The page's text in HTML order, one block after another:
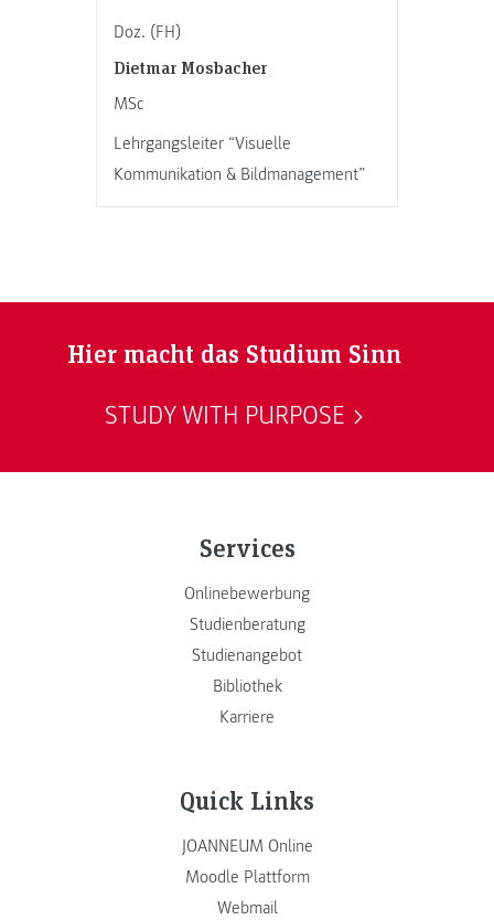
Doz. (FH)
Dietmar Mosbacher
MSc
Lehrgangsleiter “Visuelle
Kommunikation & Bildmanagement”
Hier macht das Studium Sinn
STUDY WITH PURPOSE
Services
Onlinebewerbung
Studienberatung
Studienangebot
Bibliothek
Karriere
Quick Links
JOANNEUM Online
Moodle Plattform
Webmail